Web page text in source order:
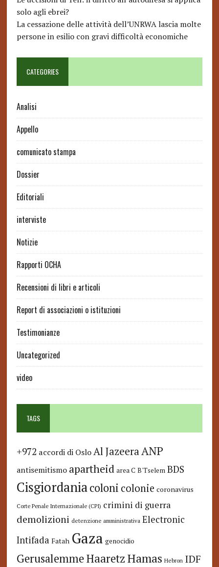
solo agli ebrei?
La cessazione delle attività dell’UNRWA lascia molte
persone in esilio con gravi difficoltà economiche
CATEGORIES
Analisi
Appello
comunicato stampa
Dossier
Editoriali
interviste
Notizie
Rapporti OCHA
Recensioni di libri e articoli
Report di associazioni o istituzioni
Testimonianze
Uncategorized
video
TAGS
+972 accordi di Oslo Al JazeeraANP
antisemitismo apartheid area C B'Tselem BDS
Cisgiordaniacoloni colonie coronavirus
Corte Penale Internazionale (CPI) crimini di guerra
demolizioni detenzione amministrativa Electronic
Intifada Fatah Gaza genocidio
GerusalemmeHaaretzHamas Hebron IDF